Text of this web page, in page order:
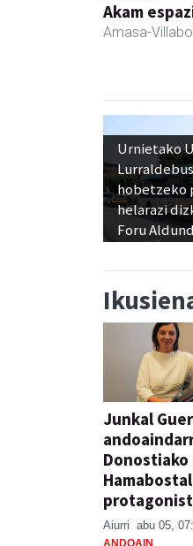
Akam
Amasa-
Urnietako
hobetzeko
helarazi
Foru
Junkal
Donostiako
Aiurri abu 05,
ANDOAIN